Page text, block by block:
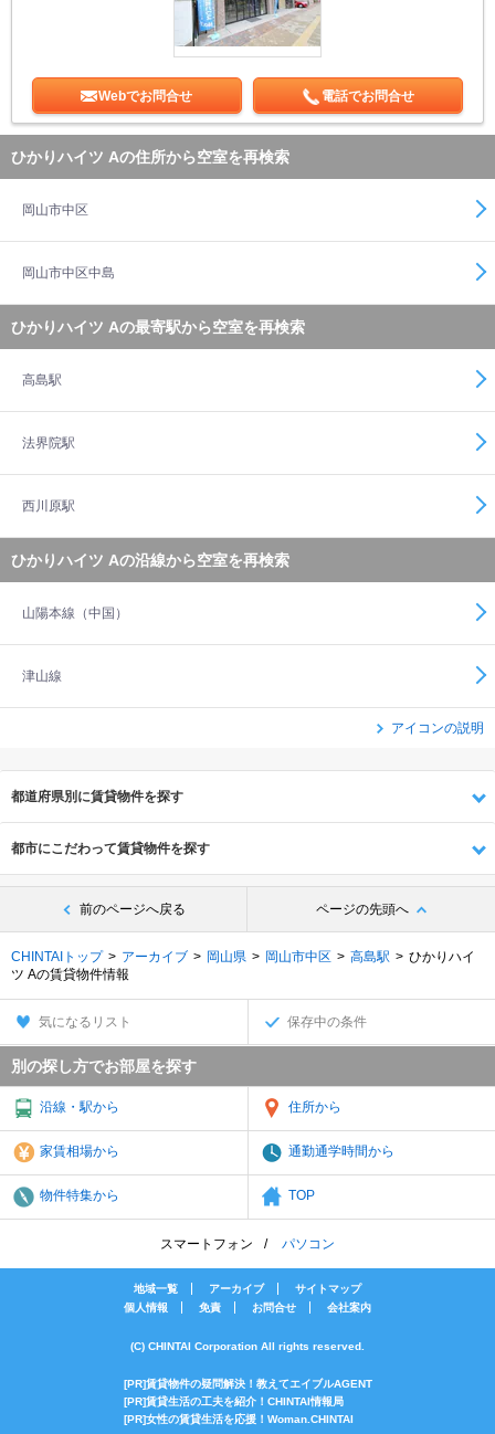
Webでお問合せ 電話でお問合せ
ひかりハイツ Aの住所から空室を再検索
岡山市中区
岡山市中区中島
ひかりハイツ Aの最寄駅から空室を再検索
高島駅
法界院駅
西川原駅
ひかりハイツ Aの沿線から空室を再検索
山陽本線（中国）
津山線
アイコンの説明
都道府県別に賃貸物件を探す
都市にこだわって賃貸物件を探す
前のページへ戻る ページの先頭へ
CHINTAIトップ アーカイブ 岡山県 岡山市中区 高島駅
ひかりハイ
ツ Aの賃貸物件情報
気になるリスト 保存中の条件
別の探し方でお部屋を探す
沿線・駅から 住所から
家賃相場から 通勤通学時間から
物件特集から TOP
スマートフォン パソコン
地域一覧 アーカイブ
サイトマップ
個人情報
免責 お問合せ 会社案内
(C) CHINTAI Corporation All rights reserved.
[PR]賃貸物件の疑問解決！教えてエイブルAGENT
[PR]賃貸生活の工夫を紹介！CHINTAI情報局
[PR]女性の賃貸生活を応援！Woman.CHINTAI